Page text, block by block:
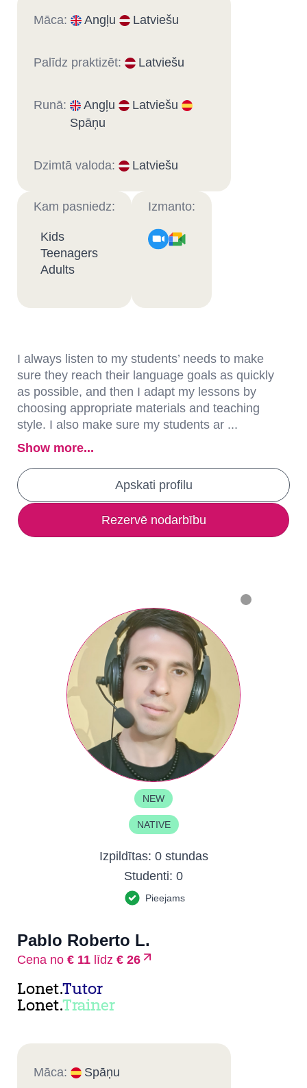
Māca: Angļu Latviešu
Palīdz praktizēt: Latviešu
Runā: Angļu
Latviešu
Spāņu
Dzimtā valoda: Latviešu
Kam pasniedz:
Kids
Teenagers
Adults
Izmanto:
I always listen to my students’ needs to make
sure they reach their language goals as quickly
as possible, and then I adapt my lessons by
choosing appropriate materials and teaching
style. I also make sure my students ar ...
Show more...
Apskati profilu
Rezervē nodarbību
NEW
NATIVE
Izpildītas: 0 stundas
Studenti: 0
Pieejams
Pablo Roberto L.
Cena no € 11 līdz € 26
Lonet.Tutor
Lonet.Trainer
Māca: Spāņu